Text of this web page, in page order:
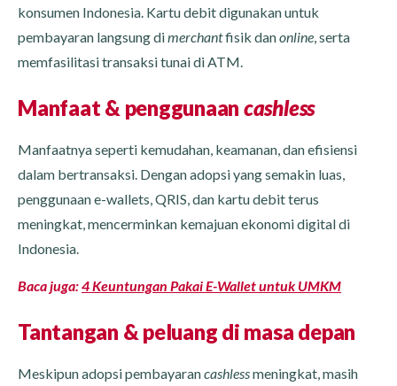
konsumen Indonesia. Kartu debit digunakan untuk
pembayaran langsung dimerchantfisik danonline , serta
memfasilitasi transaksi tunai di ATM.
Manfaat & penggunaan cashless
Manfaatnya seperti kemudahan, keamanan, dan efisiensi
dalam bertransaksi. Dengan adopsi yang semakin luas,
penggunaan e-wallets, QRIS, dan kartu debit terus
meningkat, mencerminkan kemajuan ekonomi digital di
Indonesia.
Baca juga:4 Keuntungan Pakai E-Wallet untuk UMKM
Tantangan & peluang di masa depan
Meskipun adopsi pembayarancashlessmeningkat, masih